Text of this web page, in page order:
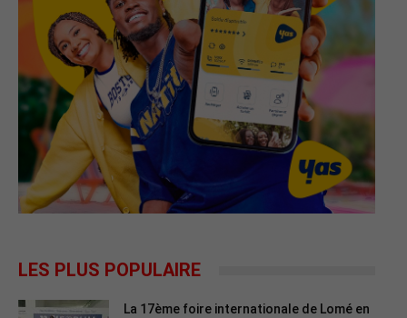
LES PLUS POPULAIRE
La 17ème foire internationale de Lomé en